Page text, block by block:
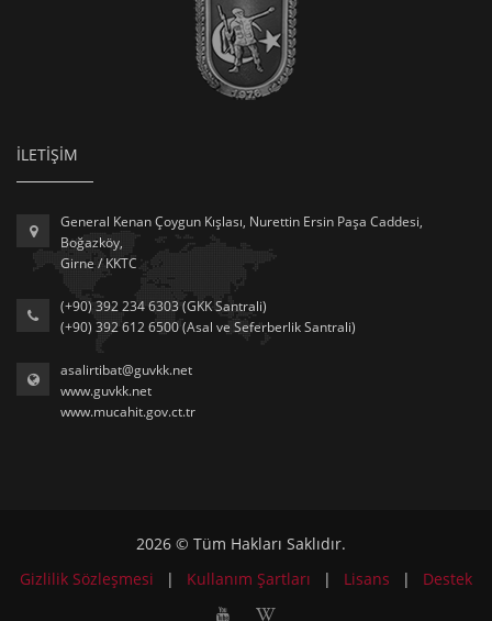
İLETİŞİM
General Kenan Çoygun Kışlası, Nurettin Ersin Paşa Caddesi,
Boğazköy,
Girne / KKTC
(+90) 392 234 6303 (GKK Santrali)
(+90) 392 612 6500 (Asal ve Seferberlik Santrali)
asalirtibat@guvkk.net
www.guvkk.net
www.mucahit.gov.ct.tr
2026 © Tüm Hakları Saklıdır.
Gizlilik Sözleşmesi
| Kullanım Şartları | Lisans | Destek